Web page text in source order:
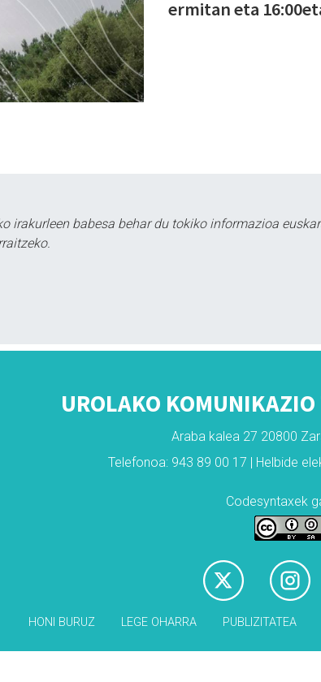
ermitan eta
irakurleen babesa behar du tokiko informazioa
UROLAKO
Araba kalea 27 20800
Telefonoa: 943 89 00 17 | Helbide
Codesyntaxek
HONI BURUZ LEGE OHARRA PUBLIZITATEA